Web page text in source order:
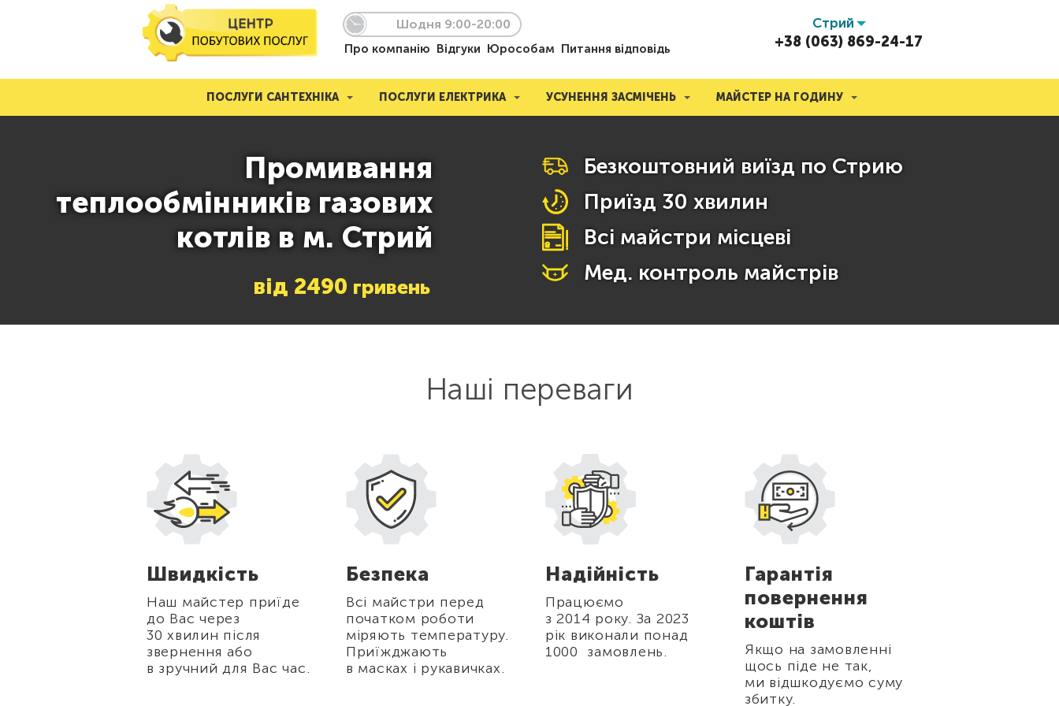
Шодня 9:00-20:00
Про компанію Відгуки Юрособам Питання відповідь
Стрий
+38 (063) 869-24-17
ПОСЛУГИ САНТЕХНІКА ПОСЛУГИ ЕЛЕКТРИКА УСУНЕННЯ ЗАСМІЧЕНЬ МАЙСТЕР НА ГОДИНУ
Промивання
теплообмінників газових
котлів в м. Стрий
від 2490 гривень
Безкоштовний виїзд по Стрию
Приїзд 30 хвилин
Всі майстри місцеві
Мед. контроль майстрів
Наші переваги
Швидкість
Наш майстер приїде
до Вас через
30 хвилин після
звернення або
в зручний для Вас час.
Безпека
Всі майстри перед
початком роботи
міряють температуру.
Приїжджають
в масках і рукавичках.
Надійність
Працюємо
з 2014 року. За 2023
рік виконали понад
1000 замовлень.
Гарантія
повернення
коштів
Якщо на замовленні
щось піде не так,
ми відшкодуємо суму
збитку.